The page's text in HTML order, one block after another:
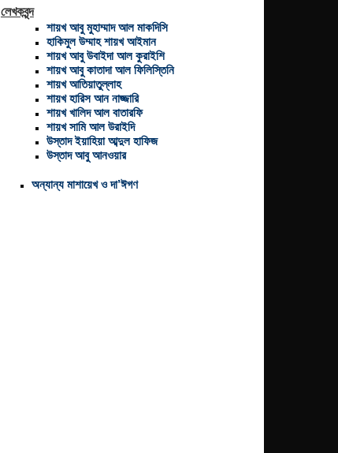
লেখকবৃন্দ
শায়খ আবু মুহাম্মাদ আল মাকদিসি
হাকিমুল উম্মাহ শায়খ আইমান
শায়খ আবু উবাইদা আল কুরাইশি
শায়খ আবু কাতাদা আল ফিলিস্তিনি
শায়খ আতিয়াতুল্লাহ
শায়খ হারিস আন নাজ্জারি
শায়খ খালিদ আল বাতারফি
শায়খ সামি আল উরাইদি
উস্তাদ ইয়াহিয়া আব্দুল হাফিজ
উস্তাদ আবু আনওয়ার
অন্যান্য মাশায়েখ ও দা’ঈগণ